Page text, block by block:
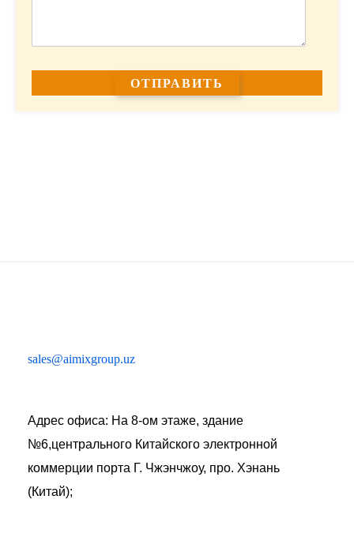
sales@aimixgroup.uz
Адрес офиса: На 8-ом этаже, здание
№6,центрального Китайского электронной
коммерции порта Г. Чжэнчжоу, про. Хэнань
(Китай);